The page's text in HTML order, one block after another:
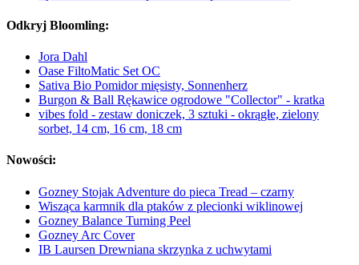
Odkryj Bloomling:
Jora Dahl
Oase FiltoMatic Set OC
Sativa Bio Pomidor mięsisty, Sonnenherz
Burgon & Ball Rękawice ogrodowe "Collector" - kratka
vibes fold - zestaw doniczek, 3 sztuki - okrągłe, zielony
sorbet, 14 cm, 16 cm, 18 cm
Nowości:
Gozney Stojak Adventure do pieca Tread – czarny
Wisząca karmnik dla ptaków z plecionki wiklinowej
Gozney Balance Turning Peel
Gozney Arc Cover
IB Laursen Drewniana skrzynka z uchwytami